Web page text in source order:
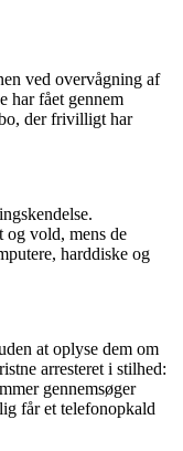
ved overvågning af
har fået gennem
der frivilligt har
vold, mens de
harddiske og
at oplyse dem om
arresteret i stilhed:
gennemsøger
får et telefonopkald